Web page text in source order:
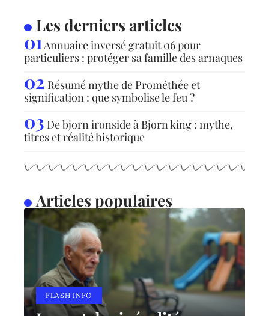
Les derniers articles
Annuaire inversé gratuit 06 pour
particuliers : protéger sa famille des arnaques
Résumé mythe de Prométhée et
signification : que symbolise le feu ?
De bjorn ironside à Bjorn king : mythe,
titres et réalité historique
Articles populaires
FLASH INFO